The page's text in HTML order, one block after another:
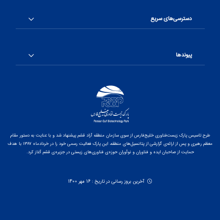
دسترسی‌های سریع
پیوندها
طرح تاسیس پارک زیست‌فناوری خلیج‌فارس از سوی سازمان منطقه آزاد قشم پیشنهاد شد و با عنایت به دستور مقام
معظم رهبری و پس از ارائه‌ی گزارشی از پتانسیل‌های منطقه، این پارک فعالیت رسمی خود را در خردادماه ۱۳۸۷ با هدف
حمایت از صاحبان ایده و فناوران و نوآوران حوزه‌ی فناوری‌های زیستی در جزیره‌ی قشم آغاز کرد.
آخرین بروز رسانی در تاریخ : 16 مهر 1400